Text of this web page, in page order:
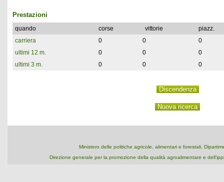
Prestazioni
quando corse vittorie
piazz.
carriera
0 0
0
ultimi 12 m.
0 0
0
ultimi 3 m.
0 0 0
Ministero delle politiche agricole, alimentari e forestali,
Direzione generale per la promozione della qualità agroalimentare e